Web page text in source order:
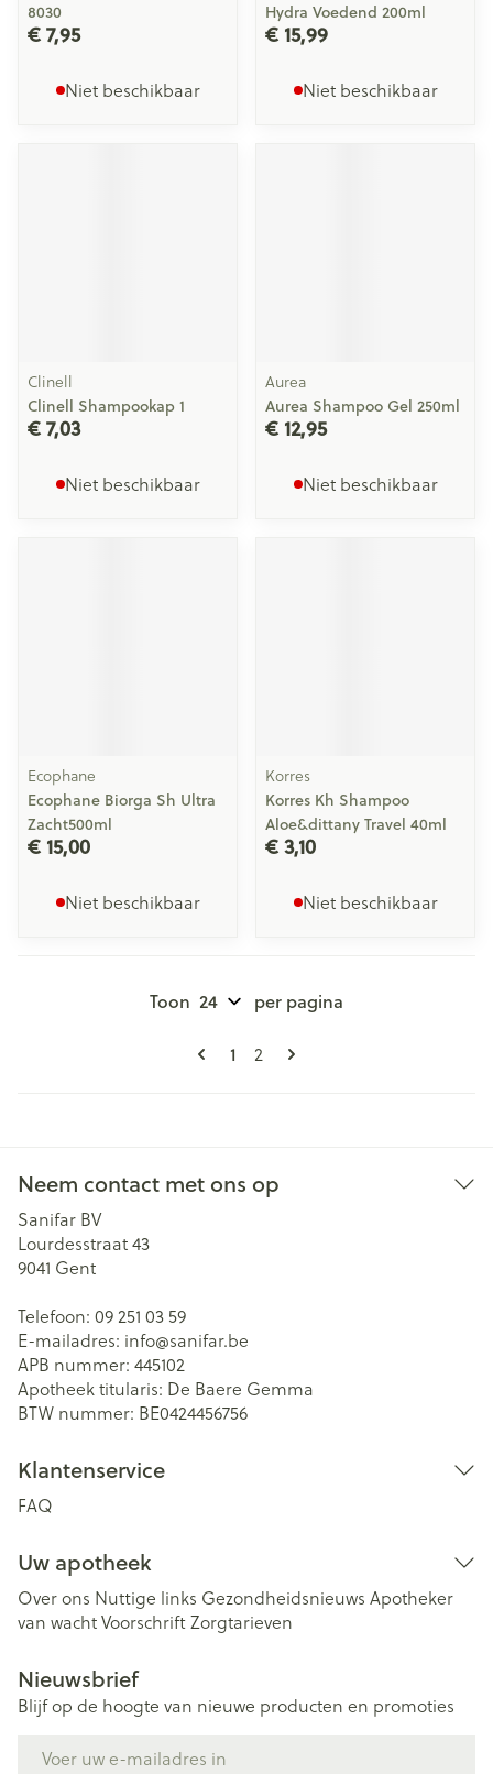
8030
€ 7,95
Niet beschikbaar
Hydra Voedend 200ml
€ 15,99
Niet beschikbaar
Clinell
Clinell Shampookap 1
€ 7,03
Niet beschikbaar
Aurea
Aurea Shampoo Gel 250ml
€ 12,95
Niet beschikbaar
Ecophane
Ecophane Biorga Sh Ultra
Zacht500ml
€ 15,00
Niet beschikbaar
Korres
Korres Kh Shampoo
Aloe&dittany Travel 40ml
€ 3,10
Niet beschikbaar
Pagina's
U lees momenteel pagina
1 Pagina
2
Toon per pagina
Neem contact met ons op
Sanifar BV
Lourdesstraat 43
9041 Gent
Telefoon: 09 251 03 59
E-mailadres: info@sanifar.be
APB nummer: 445102
Apotheek titularis: De Baere Gemma
BTW nummer: BE0424456756
Klantenservice
FAQ
Uw apotheek
Over ons Nuttige links Gezondheidsnieuws Apotheker
van wachtVoorschriftZorgtarieven
Nieuwsbrief
Blijf op de hoogte van nieuwe producten en promoties